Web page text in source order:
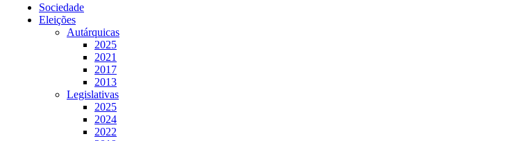
Sociedade
Eleições
Autárquicas
2025
2021
2017
2013
Legislativas
2025
2024
2022